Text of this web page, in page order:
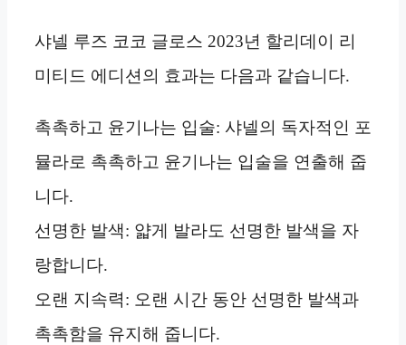
샤넬 루즈 코코 글로스 2023년 할리데이 리
미티드 에디션의 효과는 다음과 같습니다.
촉촉하고 윤기나는 입술: 샤넬의 독자적인 포
뮬라로 촉촉하고 윤기나는 입술을 연출해 줍
니다.
선명한 발색: 얇게 발라도 선명한 발색을 자
랑합니다.
오랜 지속력: 오랜 시간 동안 선명한 발색과
촉촉함을 유지해 줍니다.